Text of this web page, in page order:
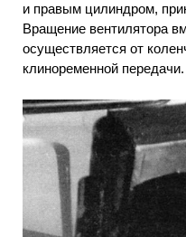
и правым цилиндром,
Вращение вентилятора
осуществляется от
клиноременной передачи.